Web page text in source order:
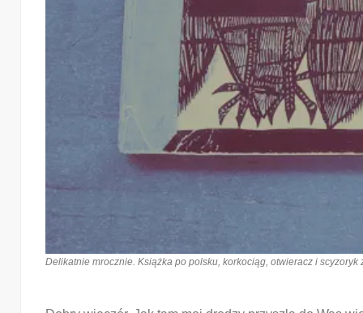
Delikatnie mrocznie. Książka po polsku, korkociąg, otwieracz i